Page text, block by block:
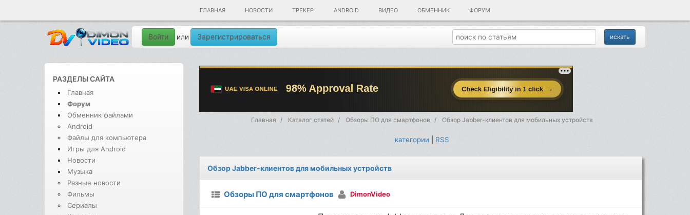
ГЛАВНАЯ НОВОСТИ ТРЕКЕР ANDROID ВИДЕО ОБМЕННИК ФОРУМ
Войти или Зарегистрироваться
РАЗДЕЛЫ САЙТА
Главная
Форум
Обменник файлами
Android
Файлы для компьютера
Игры для Android
Новости
Музыка
Разные новости
Фильмы
Сериалы
Главная Каталог статей Обзоры ПО для смартфонов Обзор Jabber-клиентов для мобильных устройств
категории RSS
Обзор Jabber-клиентов для мобильных устройств
Обзоры ПО для смартфонов DimonVideo